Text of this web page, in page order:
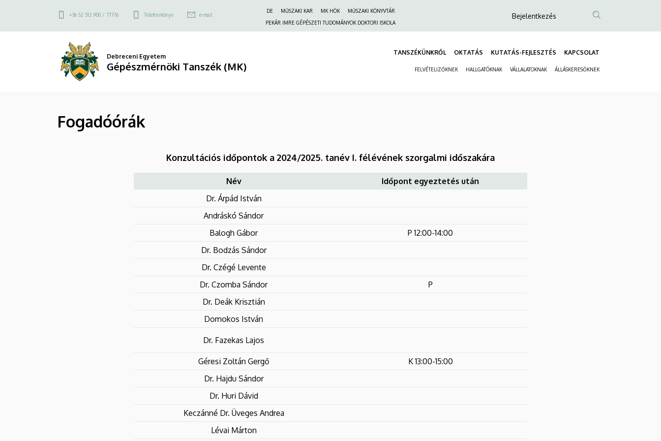
Fogadóórák
|
Gépészmérnöki
Tanszék
tartalomra
Felső
kapcsolat
menü
+36 52 512 900 / 77776 Telefonkönyv e-mail
Felső
navigáció
DE MŰSZAKI KAR MK HÖK
MŰSZAKI KÖNYVTÁR
PEKÁR IMRE GÉPÉSZETI TUDOMÁNYOK DOKTORI ISKOLA
Anonim
Felhasználói
menüje
Bejelentkezés
Debreceni Egyetem
Gépészmérnöki Tanszék (MK)
TANSZÉKÜNKRŐL OKTATÁS KUTATÁS-FEJLESZTÉS KAPCSOLAT
FELVÉTELIZŐKNEK HALLGATÓKNAK VÁLLALATOKNAK ÁLLÁSKERESŐKNEK
Fogadóórák
Konzultációs időpontok a 2024/2025. tanév I. félévének szorgalmi időszakára
Név
Időpont egyeztetés után
Dr. Árpád István
Andráskó Sándor
Balogh Gábor
P 12:00-14:00
Dr. Bodzás Sándor
Dr. Czégé Levente
Dr. Czomba Sándor
P
Dr. Deák Krisztián
Domokos István
Dr. Fazekas Lajos
Géresi Zoltán Gergő
K 13:00-15:00
Dr. Hajdu Sándor
Dr. Huri Dávid
Keczánné Dr. Üveges Andrea
Lévai Márton